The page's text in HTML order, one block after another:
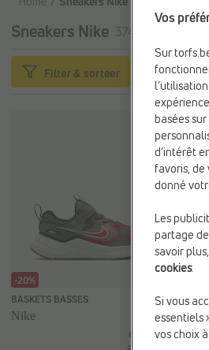
Sneakers Nike 374 articles
Filter & sorteer
-20%
BASKETS BASSES
Nike
€ 36,79
Vos
Sur
basées
d’intérêt
favoris, de
donné
Les
partage
savoir
cookies.
Si vous
essentiels
vos choix